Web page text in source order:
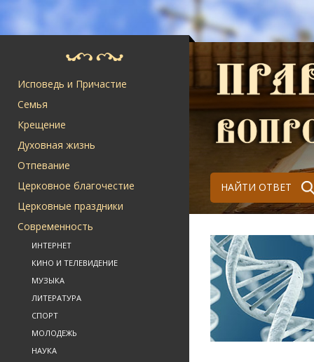
Исповедь и Причастие
Семья
Крещение
Духовная жизнь
Отпевание
Церковное благочестие
Церковные праздники
Современность
ИНТЕРНЕТ
КИНО И ТЕЛЕВИДЕНИЕ
МУЗЫКА
ЛИТЕРАТУРА
СПОРТ
МОЛОДЕЖЬ
НАУКА
НАЙТИ ОТВЕТ